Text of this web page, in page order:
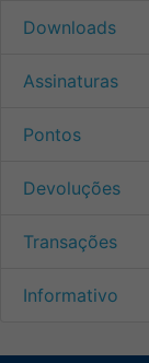
Downloads
Assinaturas
Pontos
Devoluções
Transações
Informativo